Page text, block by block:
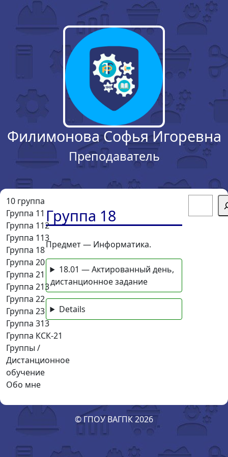
Филимонова Софья Игоревна
Преподаватель
10 группа
Группа 11
Группа 112
Группа 113
Группа 18
Группа 20
Группа 21
Группа 213
Группа 22
Группа 23
Группа 313
Группа КСК-21
Группы /
Дистанционное
обучение
Обо мне
Группа 18
Предмет — Информатика.
18.01 — Актированный день,
дистанционное задание
Details
© ГПОУ ВАГПК 2026